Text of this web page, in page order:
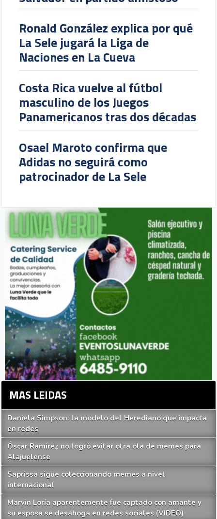
Ronald González explica por qué
La Sele jugará la Liga de
Naciones en La Cueva
Costa Rica vuelve al fútbol
masculino de los Juegos
Panamericanos tras dos décadas
Osael Maroto confirma que
Adidas no seguirá como
patrocinador de La Sele
MAS LEIDAS
Daniela Simpson: la modelo del Herediano que impacta
en redes
Óscar Ramírez no logró evitar otra ola de memes para
Alajuelense
Saprissa sigue coleccionando memes a nivel
internacional
Marvin Loría aparentemente fue captado con amante y
su esposa se desahoga en redes sociales (VIDEO)